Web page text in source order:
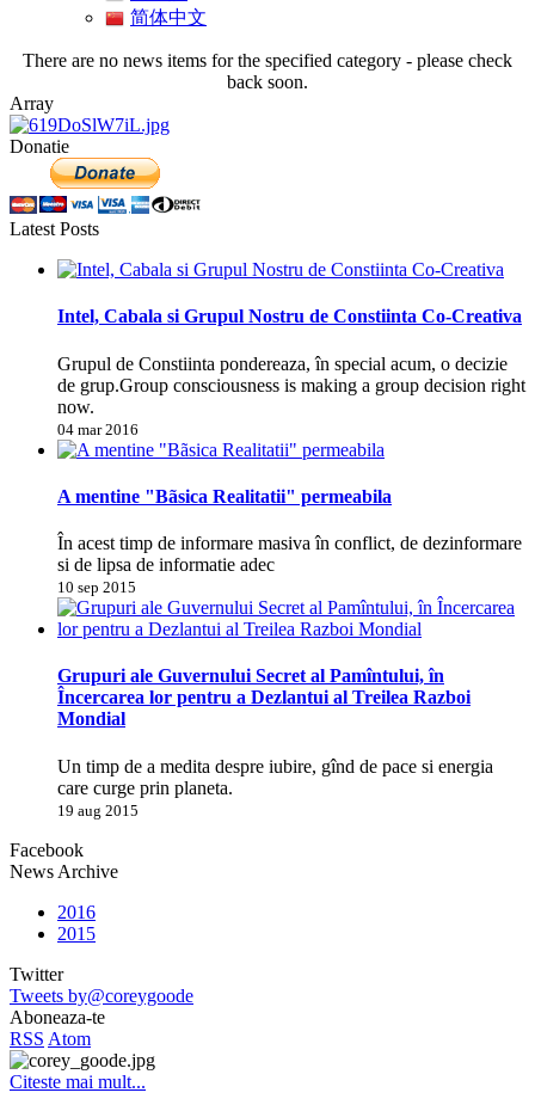
简体中文
There are no news items for the specified category - please check
back soon.
Array
Donatie
Latest Posts
Intel, Cabala si Grupul Nostru de Constiinta Co-Creativa
Grupul de Constiinta pondereaza, în special acum, o decizie
de grup.Group consciousness is making a group decision right
now.
04 mar 2016
A mentine "Bãsica Realitatii" permeabila
În acest timp de informare masiva în conflict, de dezinformare
si de lipsa de informatie adec
10 sep 2015
Grupuri ale Guvernului Secret al Pamîntului, în
Încercarea lor pentru a Dezlantui al Treilea Razboi
Mondial
Un timp de a medita despre iubire, gînd de pace si energia
care curge prin planeta.
19 aug 2015
Facebook
News Archive
2016
2015
Twitter
Tweets by@coreygoode
Aboneaza-te
RSS Atom
Citeste mai mult...